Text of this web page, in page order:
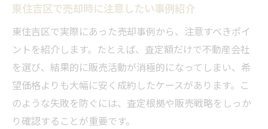
東住吉区で売却時に注意したい事例紹介
東住吉区で実際にあった売却事例から、注意すべきポイ
ントを紹介します。たとえば、査定額だけで不動産会社
を選び、結果的に販売活動が消極的になってしまい、希
望価格よりも大幅に安く成約したケースがあります。こ
のような失敗を防ぐには、査定根拠や販売戦略をしっか
り確認することが重要です。